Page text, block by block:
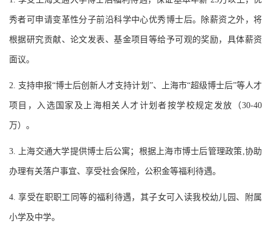
秀者可申请变革性分子前沿科学中心优秀博士后。除薪资之外，将
根据研究贡献、论文发表、基金项目等给予可观的奖励，具体薪资
面议。
2. 支持申报“博士后创新人才支持计划”、上海市“超级博士后”等人才
项目，入选国家及上海相关人才计划者按学校规定发放（30-40
万）。
3. 上海交通大学提供博士后公寓；根据上海市博士后管理政策,协助
办理有关落户事宜、享受社会保险，公积金等福利待遇。
4. 享受在职职工同等的福利待遇，其子女可入读我校幼儿园、附属
小学及中学。